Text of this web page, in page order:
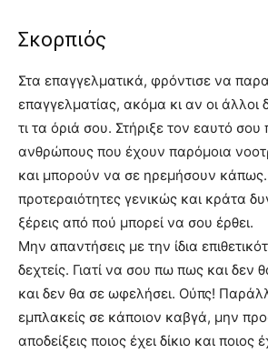
Σκορπιός
Στα επαγγελματικά, φρόντισε να
επαγγελματίας, ακόμα κι αν οι άλλοι
τι τα όριά σου. Στήριξε τον εαυτό
ανθρώπους που έχουν παρόμοια
και μπορούν να σε ηρεμήσουν
προτεραιότητες γενικώς και κράτα
ξέρεις από πού μπορεί να σου έρθει.
Μην απαντήσεις με την ίδια
δεχτείς. Γιατί να σου πω πως και δεν
και δεν θα σε ωφελήσει. Ούπς!
εμπλακείς σε κάποιον καβγά, μην
αποδείξεις ποιος έχει δίκιο και ποιος